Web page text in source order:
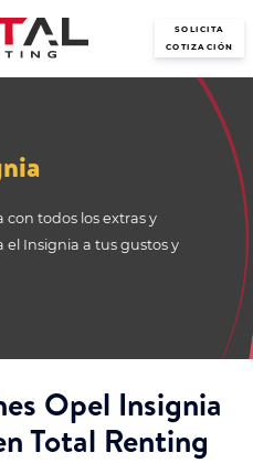
SOLICITA
COTIZACIÓN
todos los extras y
el Insignia a tus gustos y
Opel Insignia
Total Renting